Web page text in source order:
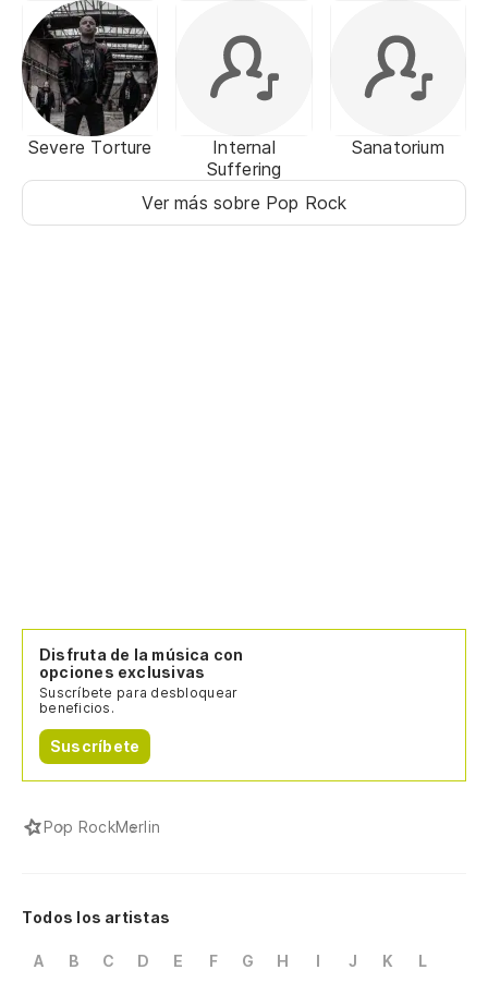
Severe Torture
Internal
Suffering
Sanatorium
Ver más sobre Pop Rock
Disfruta de la música con
opciones exclusivas
Suscríbete para desbloquear
beneficios.
Suscríbete
Pop RockMerlin
Todos los artistas
A B C D E F G H I J K
L